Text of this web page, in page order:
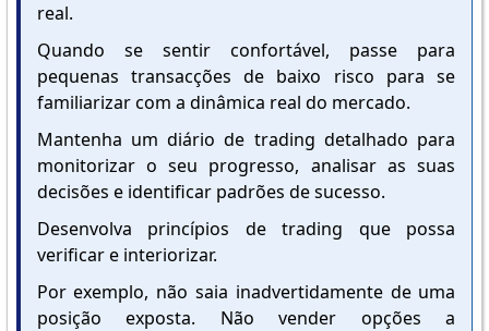
real.
Quando se sentir confortável, passe para
pequenas transacções de baixo risco para se
familiarizar com a dinâmica real do mercado.
Mantenha um diário de trading detalhado para
monitorizar o seu progresso, analisar as suas
decisões e identificar padrões de sucesso.
Desenvolva princípios de trading que possa
verificar e interiorizar.
Por exemplo, não saia inadvertidamente de uma
posição exposta. Não vender opções a